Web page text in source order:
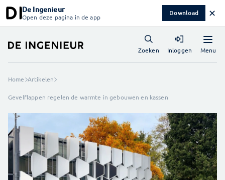
De Ingenieur
Open deze pagina in de app Download ✕
Menu
Zoeken Inloggen
Home Artikelen
Gevelflappen regelen de warmte in gebouwen en kassen